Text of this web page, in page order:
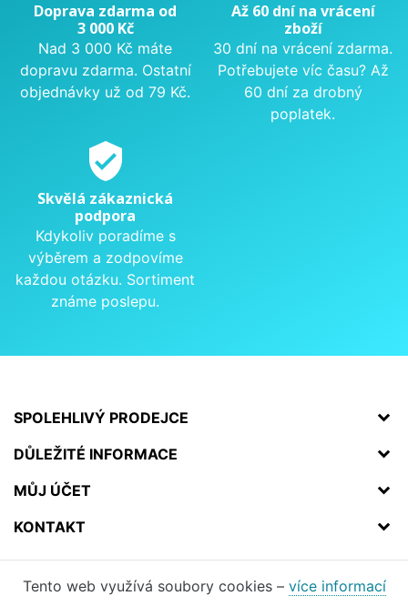
Doprava zdarma od
3 000 Kč
Nad 3 000 Kč máte
dopravu zdarma. Ostatní
objednávky už od 79 Kč.
Až 60 dní na vrácení
zboží
30 dní na vrácení zdarma.
Potřebujete víc času? Až
60 dní za drobný
poplatek.
verified_user
Skvělá zákaznická
podpora
Kdykoliv poradíme s
výběrem a zodpovíme
každou otázku. Sortiment
známe poslepu.
SPOLEHLIVÝ PRODEJCE
DŮLEŽITÉ INFORMACE
MŮJ ÚČET
KONTAKT
Tento web využívá soubory cookies – více informací